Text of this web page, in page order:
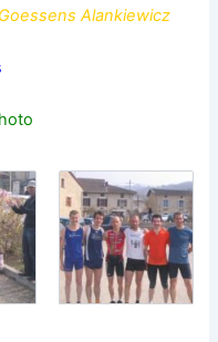
Alankiewicz